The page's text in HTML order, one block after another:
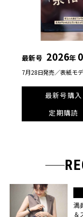
最新号 2026年
7月28日発売／表紙モ
最新号購入
定期購読
満
＆